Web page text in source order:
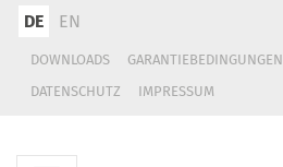
DE EN
DOWNLOADS GARANTIEBEDINGUNGEN
DATENSCHUTZ
IMPRESSUM